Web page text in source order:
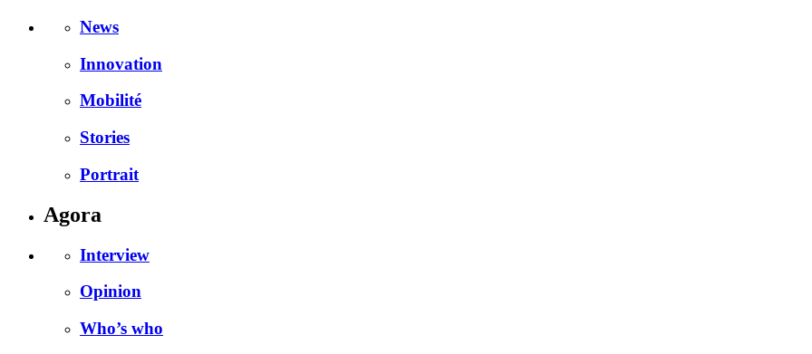
News
Innovation
Mobilité
Stories
Portrait
Agora
Interview
Opinion
Who’s who